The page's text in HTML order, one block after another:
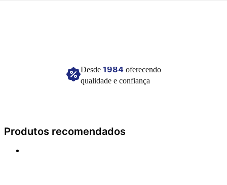
Imagem meramente ilustrativa.
Desde 1984oferecendo
qualidade e confiança
Produtos recomendados